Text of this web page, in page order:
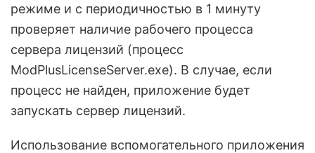
режиме и с периодичностью в 1 минуту
проверяет наличие рабочего процесса
сервера лицензий (процесс
ModPlusLicenseServer.exe). В случае, если
процесс не найден, приложение будет
запускать сервер лицензий.
Использование вспомогательного приложения